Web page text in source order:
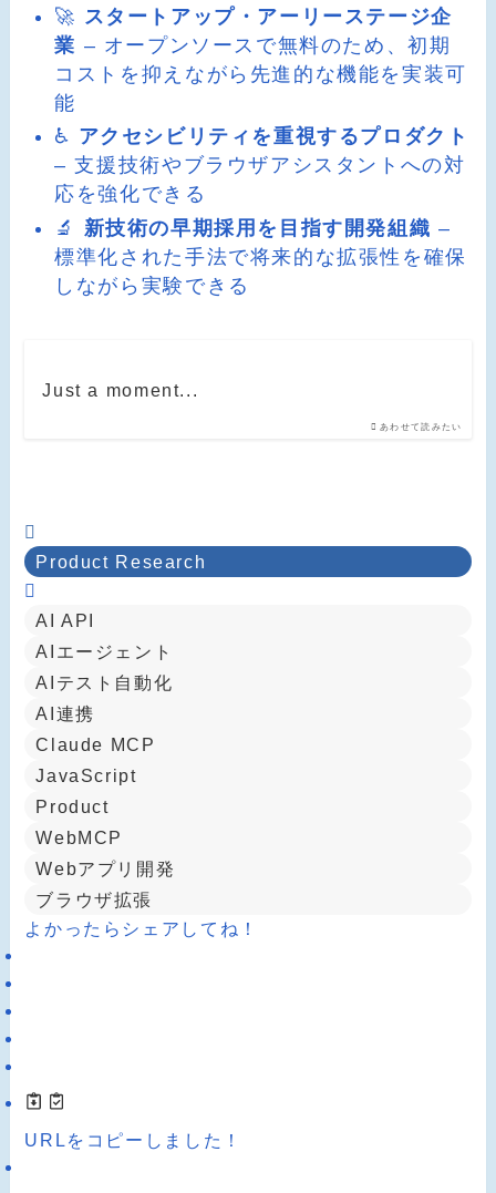
🚀 スタートアップ・アーリーステージ企
業 – オープンソースで無料のため、初期
コストを抑えながら先進的な機能を実装可
能
♿ アクセシビリティを重視するプロダクト
– 支援技術やブラウザアシスタントへの対
応を強化できる
🔬 新技術の早期採用を目指す開発組織 –
標準化された手法で将来的な拡張性を確保
しながら実験できる
あわせて読みたい
Just a moment...
Product Research
AI API
AIエージェント
AIテスト自動化
AI連携
Claude MCP
JavaScript
Product
WebMCP
Webアプリ開発
ブラウザ拡張
よかったらシェアしてね！
URLをコピーしました！